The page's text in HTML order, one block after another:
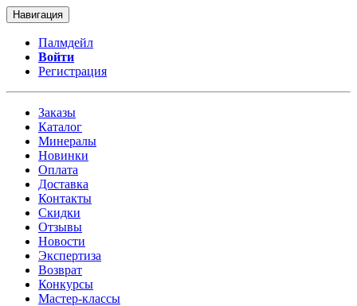
Навигация
Палмдейл
Войти
Регистрация
Заказы
Каталог
Минералы
Новинки
Оплата
Доставка
Контакты
Скидки
Отзывы
Новости
Экспертиза
Возврат
Конкурсы
Мастер-классы